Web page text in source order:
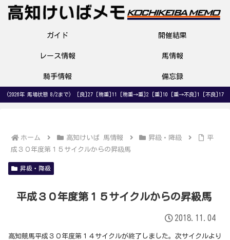
ガイド 開催結果
レース情報 馬情報
騎手情報 備忘録
(2026年 馬場状態 8/2まで) [良]27 [稍重]11 [稍重→重]2 [重]10 [重→不良]1 [不良]17
ホーム 高知けいば 馬情報 昇級・降級
平
成３０年度第１５サイクルからの昇級馬
昇級・降級
平成３０年度第１５サイクルからの昇級馬
2018.11.04
高知競馬平成３０年度第１４サイクルが終了しました。次サイクルより